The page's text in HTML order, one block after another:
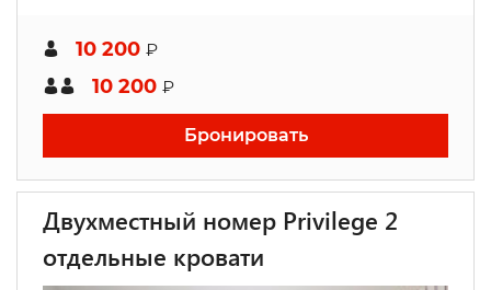
10 200 ₽
10 200 ₽
Бронировать
Двухместный номер Privilege 2
отдельные кровати